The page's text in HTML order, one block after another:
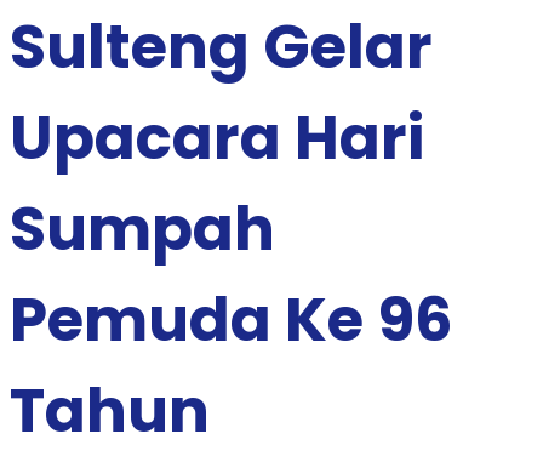
Sulteng Gelar
Upacara Hari
Sumpah
Pemuda Ke 96
Tahun